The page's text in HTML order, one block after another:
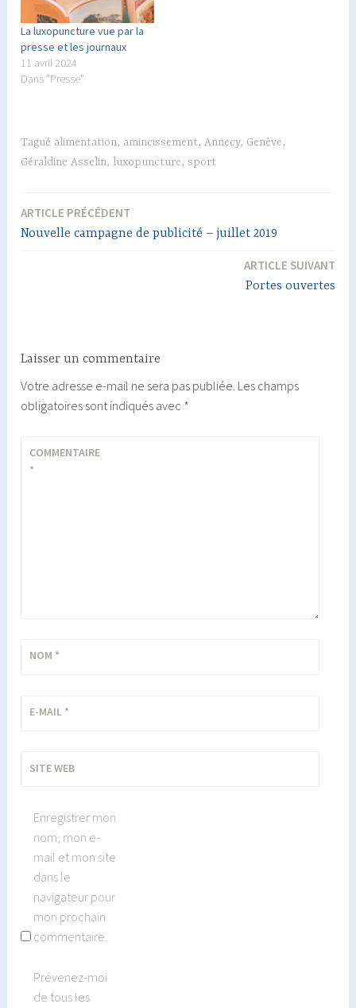
La luxopuncture vue par la
presse et les journaux
11 avril 2024
Dans "Presse"
Tagué alimentation, amincissement,Annecy, Genève,
Géraldine Asselin, luxopuncture,sport
Navigation
ARTICLE PRÉCÉDENT
Nouvelle campagne de publicité – juillet 2019
ARTICLE SUIVANT
Portes ouvertes
Laisser un commentaire
Votre adresse e-mail ne sera pas publiée. Les champs
obligatoires sont indiqués avec *
COMMENTAIRE
*
NOM *
E-MAIL *
SITE WEB
Enregistrer mon
nom, mon e-
mail et mon site
dans le
navigateur pour
mon prochain
commentaire.
Prévenez-moi
de tous les